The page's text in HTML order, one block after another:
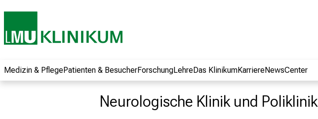
Medizin & PflegePatienten & BesucherForschungLehreDas KlinikumKarriereNewsCenter
Neurologische Klinik und Poliklinik
Informationen zu
Jobs, Ausbildungen
Weiterbildungen.
Kommen Sie